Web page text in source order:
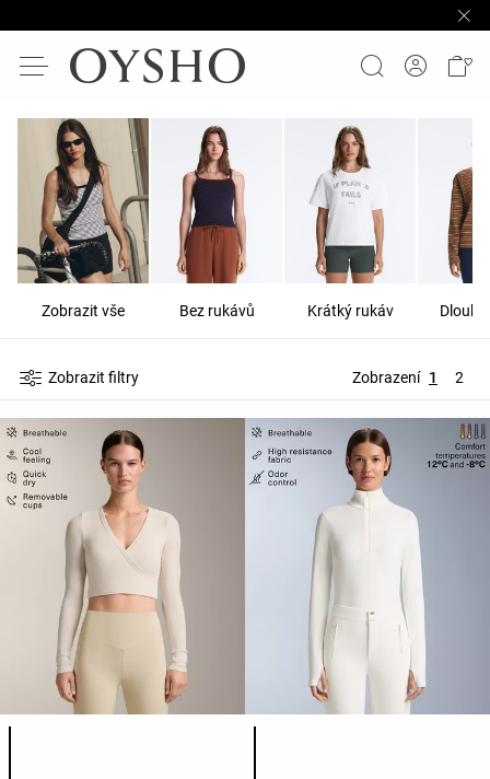
Zobrazit vše Bez rukávů Krátký rukáv
Zobrazit filtry Zobrazení 1 2